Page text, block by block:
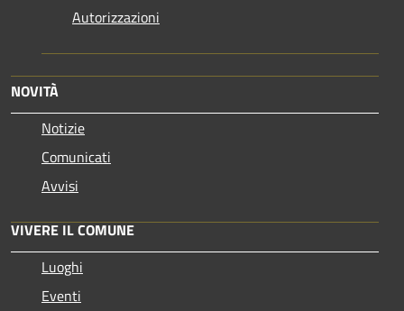
Autorizzazioni
NOVITÀ
Notizie
Comunicati
Avvisi
VIVERE IL COMUNE
Luoghi
Eventi